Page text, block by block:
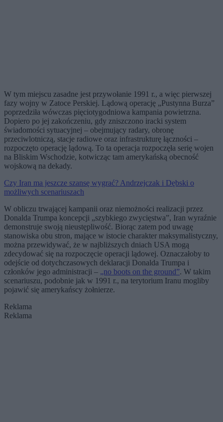
W tym miejscu zasadne jest przywołanie 1991 r., a więc pierwszej
fazy wojny w Zatoce Perskiej. Lądową operację „Pustynna Burza”
poprzedziła wówczas pięciotygodniowa kampania powietrzna.
Dopiero po jej zakończeniu, gdy zniszczono iracki system
świadomości sytuacyjnej – obejmujący radary, obronę
przeciwlotniczą, stacje radiowe oraz infrastrukturę łączności –
rozpoczęto operację lądową. To ta operacja rozpoczęła serię wojen
na Bliskim Wschodzie, kotwicząc tam amerykańską obecność
wojskową na dekady.
Czy Iran ma jeszcze szansę wygrać? Andrzejczak i Dębski o
możliwych scenariuszach
W obliczu trwającej kampanii oraz niemożności realizacji przez
Donalda Trumpa koncepcji „szybkiego zwycięstwa”, Iran wyraźnie
demonstruje swoją nieustępliwość. Biorąc zatem pod uwagę
stanowiska obu stron, mające w istocie charakter maksymalistyczny,
można przewidywać, że w najbliższych dniach USA mogą
zdecydować się na rozpoczęcie operacji lądowej. Oznaczałoby to
odejście od dotychczasowych deklaracji Donalda Trumpa i
członków jego administracji – „no boots on the ground”. W takim
scenariuszu, podobnie jak w 1991 r., na terytorium Iranu mogliby
pojawić się amerykańscy żołnierze.
Reklama
Reklama